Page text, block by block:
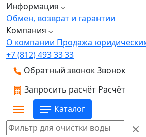
Информация
Обмен, возврат и гарантии
Компания
О компании Продажа
+7 (812) 493 33 33
Обратный звонокЗвонок
Запросить расчёт Расчёт
Каталог